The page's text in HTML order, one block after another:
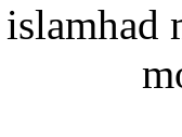
islamhad